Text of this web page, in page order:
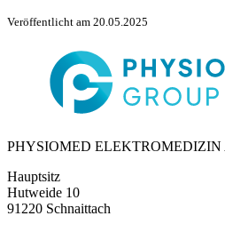
Veröffentlicht am 20.05.2025
PHYSIOMED ELEKTROMEDIZIN
Hauptsitz
Hutweide 10
91220 Schnaittach